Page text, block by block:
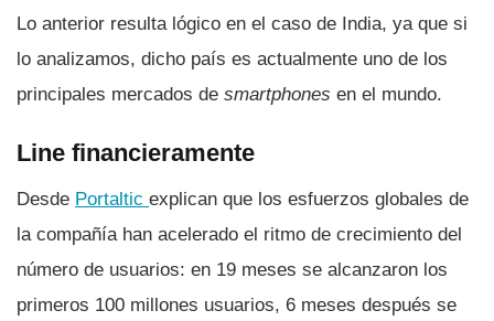
Lo anterior resulta lógico en el caso de India, ya que si
lo analizamos, dicho paí­s es actualmente uno de los
principales mercados de smartphones en el mundo.
Line financieramente
Desde Portaltic explican que los esfuerzos globales de
la compañí­a han acelerado el ritmo de crecimiento del
número de usuarios: en 19 meses se alcanzaron los
primeros 100 millones usuarios, 6 meses después se